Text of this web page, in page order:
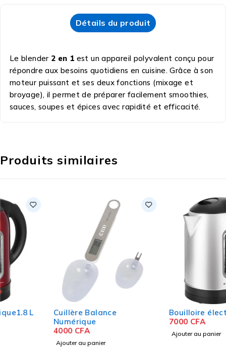
Détails du produit
Le blender 2 en 1 est un appareil polyvalent conçu pour
répondre aux besoins quotidiens en cuisine. Grâce à son
moteur puissant et ses deux fonctions (mixage et
broyage), il permet de préparer facilement smoothies,
sauces, soupes et épices avec rapidité et efficacité.
Produits similaires
Cuillère Balance
Ajouter au panier
Bouilloire électrique 1.8L
Ajouter au panier